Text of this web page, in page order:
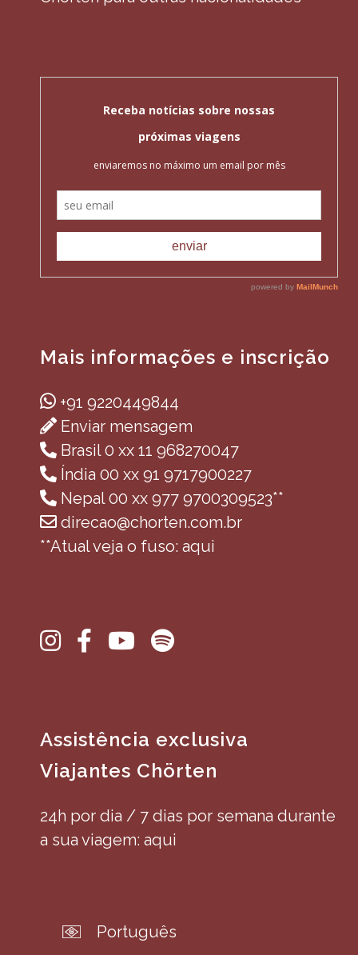
Mais informações e inscrição
+91 9220449844
Enviar mensagem
Brasil 0 xx 11 968270047
Índia 00 xx 91 9717900227
Nepal 00 xx 977 9700309523**
direcao@chorten.com.br
**Atual veja o fuso: aqui
Assistência exclusiva
Viajantes Chörten
24h por dia / 7 dias por semana durante
a sua viagem: aqui
Português